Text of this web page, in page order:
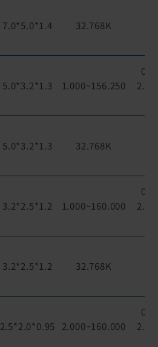
7.0*5.0*1.4 32.768K
5.0*3.2*1.3 1.000~156.250
0.9
2.5
5.0*3.2*1.3 32.768K
3.2*2.5*1.2 1.000~160.000
0.9
2.5
3.2*2.5*1.2 32.768K
2.5*2.0*0.95 2.000~160.000
0.9
2.5